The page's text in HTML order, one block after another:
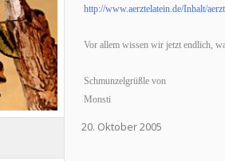
http://www.aerztelatein.de/Inhalt/
Vor allem wissen wir jetzt endlich,
Schmunzelgrüßle von
Monsti
20. Oktober 2005